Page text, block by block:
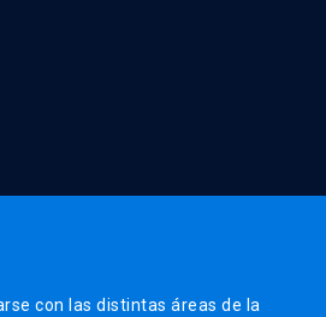
con las distintas áreas de la